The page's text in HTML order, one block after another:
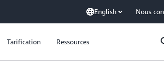
English Nous
Tarification Ressources